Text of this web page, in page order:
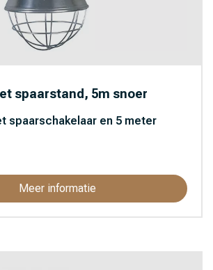
spaarstand, 5m snoer
spaarschakelaar en 5 meter
Meer informatie